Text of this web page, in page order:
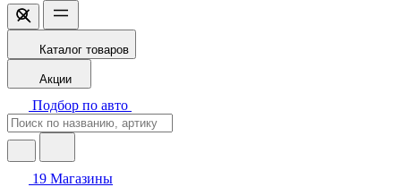
Каталог товаров
Акции
Подбор по авто
19 Магазины